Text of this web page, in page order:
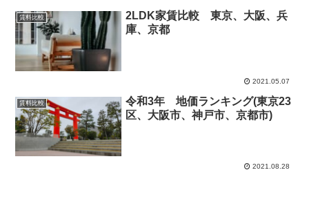
賃料比較
2LDK家賃比較 東京、大阪、兵
庫、京都
2021.05.07
賃料比較
令和3年 地価ランキング(東京23
区、大阪市、神戸市、京都市)
2021.08.28